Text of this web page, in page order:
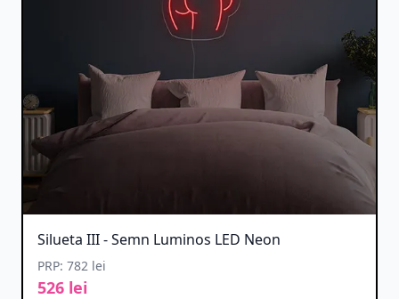
Silueta III - Semn Luminos LED Neon
PRP: 782 lei
526 lei